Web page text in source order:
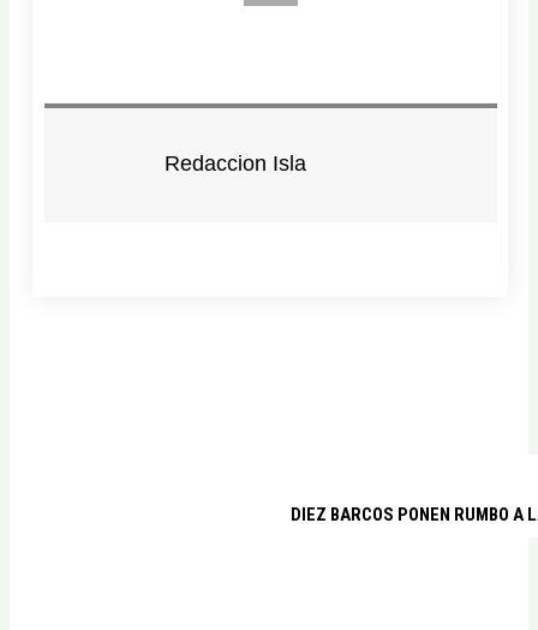
Redaccion Isla
DIEZ BARCOS PONEN RUMBO A